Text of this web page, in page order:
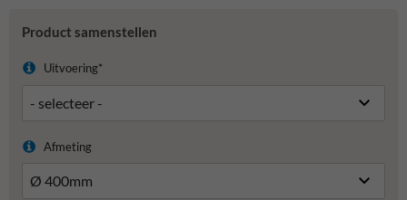
Product samenstellen
Uitvoering*
Afmeting